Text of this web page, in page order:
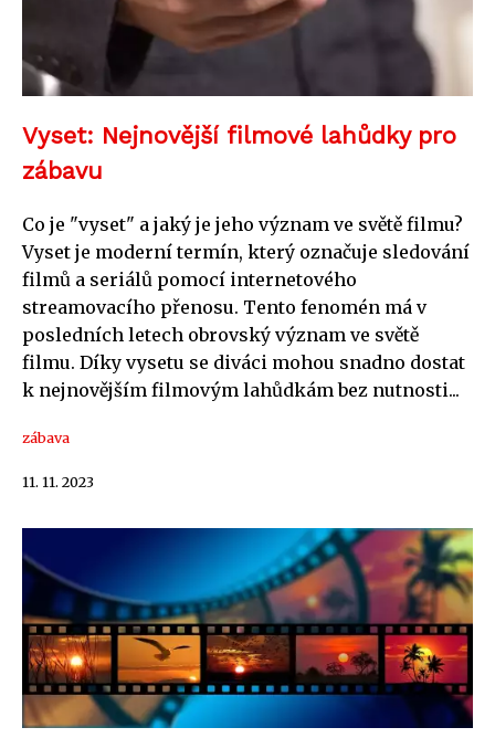
Vyset: Nejnovější filmové lahůdky pro
zábavu
Co je "vyset" a jaký je jeho význam ve světě filmu?
Vyset je moderní termín, který označuje sledování
filmů a seriálů pomocí internetového
streamovacího přenosu. Tento fenomén má v
posledních letech obrovský význam ve světě
filmu. Díky vysetu se diváci mohou snadno dostat
k nejnovějším filmovým lahůdkám bez nutnosti...
zábava
11. 11. 2023